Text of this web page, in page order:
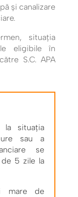
şi canalizare
situația
eligibile în
S.C. APA
la situaţia
sau a
se
5 zile la
mare de